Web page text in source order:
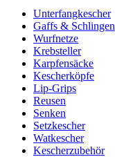
Unterfangkescher
Gaffs & Schlingen
Wurfnetze
Krebsteller
Karpfensäcke
Kescherköpfe
Lip-Grips
Reusen
Senken
Setzkescher
Watkescher
Kescherzubehör